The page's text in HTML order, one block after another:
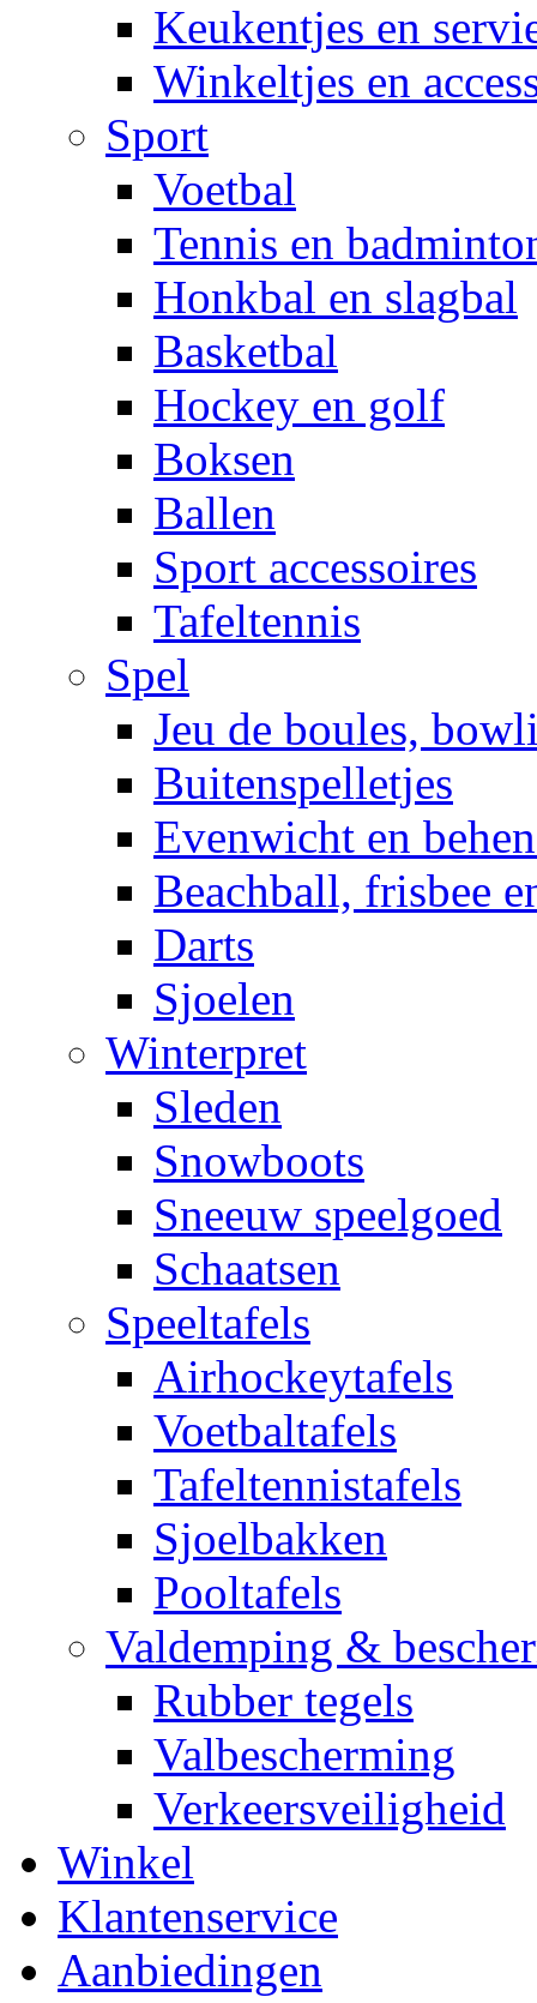
Keukentjes en
Winkeltjes en
Sport
Voetbal
Tennis en
Honkbal en slagbal
Basketbal
Hockey en golf
Boksen
Ballen
Sport accessoires
Tafeltennis
Spel
Jeu de boules,
Buitenspelletjes
Evenwicht en
Beachball, frisbee
Darts
Sjoelen
Winterpret
Sleden
Snowboots
Sneeuw speelgoed
Schaatsen
Speeltafels
Airhockeytafels
Voetbaltafels
Tafeltennistafels
Sjoelbakken
Pooltafels
Valdemping &
Rubber tegels
Valbescherming
Verkeersveiligheid
Winkel
Klantenservice
Aanbiedingen